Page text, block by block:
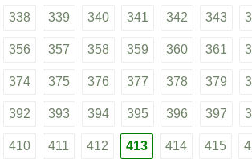
338 339 340 341 342 343
356 357 358 359 360 361
374 375 376 377 378 379
392 393 394 395 396 397
410 411 412 413 414 415